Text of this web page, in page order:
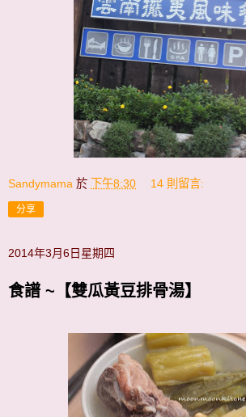
Sandymama 於 下午8:30 14 則留言:
分享
2014年3月6日星期四
食譜 ~【雙瓜黃豆排骨湯】